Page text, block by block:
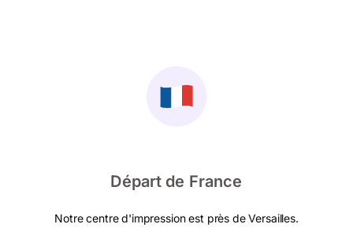
Départ de France
Notre centre d'impression est près de Versailles.